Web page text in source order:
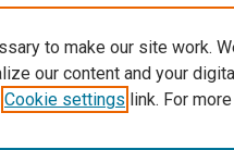
to make our site work.
our content and your
Cookie settings link. For